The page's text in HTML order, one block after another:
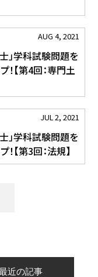
AUG 4, 2021
」学科試験問題を
【第4回：専門土
JUL 2, 2021
」学科試験問題を
【第3回：法規】
近の記事